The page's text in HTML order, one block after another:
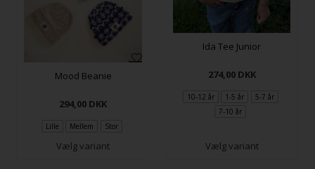
Mood Beanie
294,00 DKK
Lille Mellem Stor
Vælg variant
Ida Tee Junior
274,00 DKK
10-12 år 1-5 år
5-7 år
7-10 år
Vælg variant